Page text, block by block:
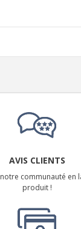
AVIS CLIENTS
communauté en
produit !